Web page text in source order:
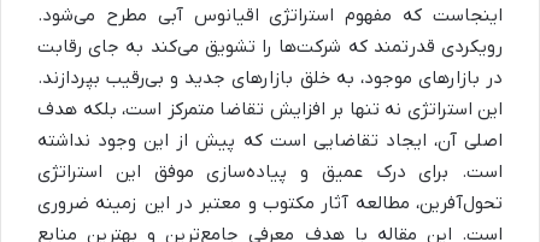
اینجاست که مفهوم استراتژی اقیانوس آبی مطرح می‌شود.
رویکردی قدرتمند که شرکت‌ها را تشویق می‌کند به جای رقابت
در بازارهای موجود، به خلق بازارهای جدید و بی‌رقیب بپردازند.
این استراتژی نه تنها بر افزایش تقاضا متمرکز است، بلکه هدف
اصلی آن، ایجاد تقاضایی است که پیش از این وجود نداشته
است. برای درک عمیق و پیاده‌سازی موفق این استراتژی
تحول‌آفرین، مطالعه آثار مکتوب و معتبر در این زمینه ضروری
است. این مقاله با هدف معرفی جامع‌ترین و بهترین منابع